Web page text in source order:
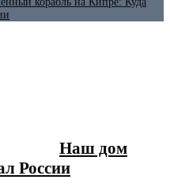
Наш дом
России